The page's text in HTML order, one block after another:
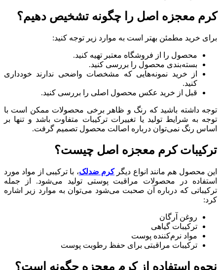
کرم معجزه اصل را چگونه تشخیص دهیم؟
برای خرید مطمئن بهتر است به موارد زیر توجه کنید:
محصول را از فروشگاه معتبر تهیه کنید.
بسته‌بندی محصول را بررسی کنید.
از خرید نمونه‌هایی که مشخصات واضحی ندارند خودداری
کنید.
قبل از خرید عکس محصول اصلی را بررسی کنید.
توجه داشته باشید که رنگ و ظاهر برخی محصولات ممکن است با
توجه به شرایط تولید یا تغییرات ترکیبات متفاوت باشد و تنها بر
اساس رنگ نمی‌توان درباره اصالت محصول تصمیم گرفت.
ترکیبات کرم معجزه اصل چیست؟
این محصول هم مانند انواع دیگرکرم ضدلک، با ترکیبی از مواد مورد
استفاده در محصولات مراقبت پوستی تولید می‌شود. از جمله
ترکیباتی که درباره آن صحبت می‌شود می‌توان به موارد زیر اشاره
کرد:
روغن آرگان
ترکیبات گیاهی
مواد نرم‌کننده پوست
ترکیبات مراقبتی برای حفظ رطوبت پوست
نحوه استفاده از کرم معجزه چگونه است؟